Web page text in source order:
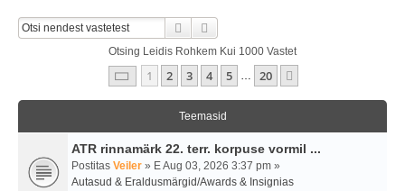
Otsi
Otsing Leidis Rohkem Kui 1000 Vastet
. Leht20 -st
1 2 3 4 5 … 20
Teemasid
ATR rinnamärk 22. terr. korpuse vormil ...
Postitas Veiler » E Aug 03, 2026 3:37 pm »
Autasud & Eraldusmärgid/Awards & Insignias